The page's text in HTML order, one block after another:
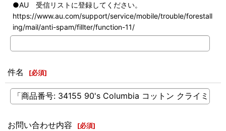
●AU 受信リストに登録してください。
https://www.au.com/support/service/mobile/trouble/forestall
ing/mail/anti-spam/fillter/function-11/
件名 [必須]
お問い合わせ内容 [必須]